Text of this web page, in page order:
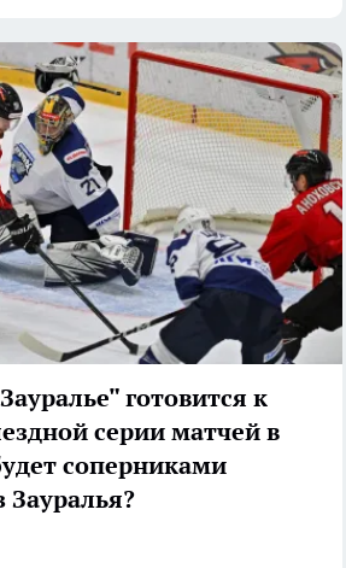
готовится к
серии матчей в
соперниками
Зауралья?